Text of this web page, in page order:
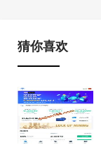
猜你喜欢